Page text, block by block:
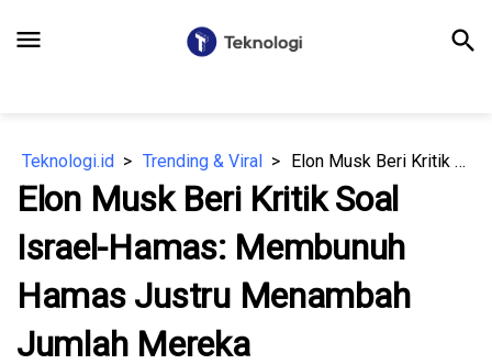
menu search
Teknologi.id Trending & Viral Elon Musk Beri Kritik Soal Israel-Hamas: Membunuh Hamas Justru Menambah Jumlah Mereka
Elon Musk Beri Kritik Soal
Israel-Hamas: Membunuh
Hamas Justru Menambah
Jumlah Mereka